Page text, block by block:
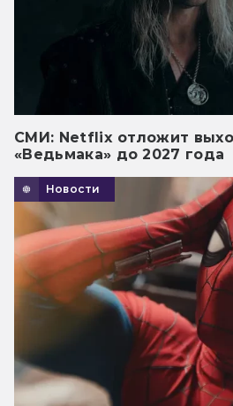
СМИ: Netflix отложит
«Ведьмака» до 2027 года
Новости